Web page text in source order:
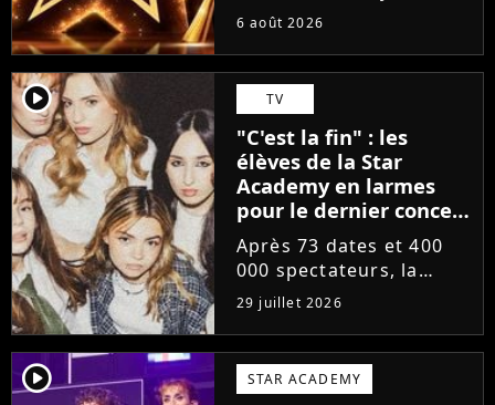
incarnée par une
professeurs après les
départs annoncés de
Michael Goldman, Lucie
Bernardoni et Marlène
Schaff. La...
6 août 2026
player2 TV
"C'est la fin" : les
élèves de la Star
Academy en larmes
pour le dernier concert
de la tournée
Après 73 dates et 400
000 spectateurs, la
tournée de la Star
Academy vient de se
terminer dans les
larmes. Sur les réseaux
sociaux, les élèves
29 juillet 2026
player2 STAR ACADEMY